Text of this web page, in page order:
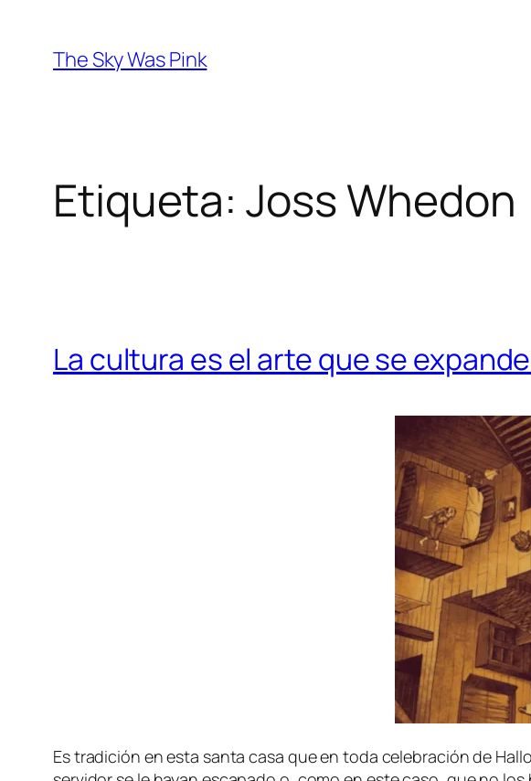
contenido
The Sky Was Pink
Etiqueta: Joss Whedon
La cultura es el arte que se
Es tra­di­ción en es­ta san­ta ca­sa que en to­da ce­le­bra­ción de